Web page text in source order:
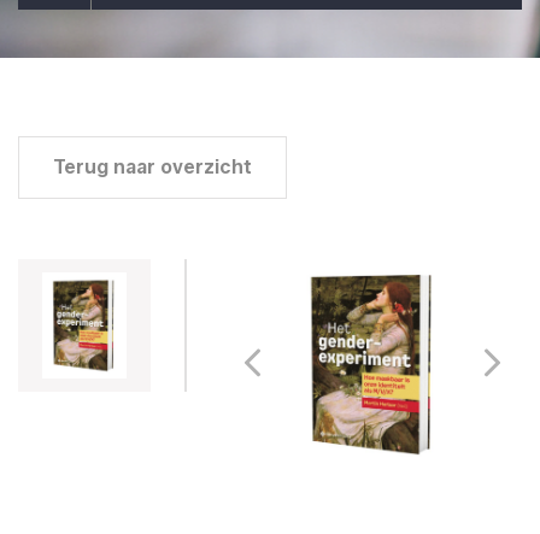
Terug naar overzicht